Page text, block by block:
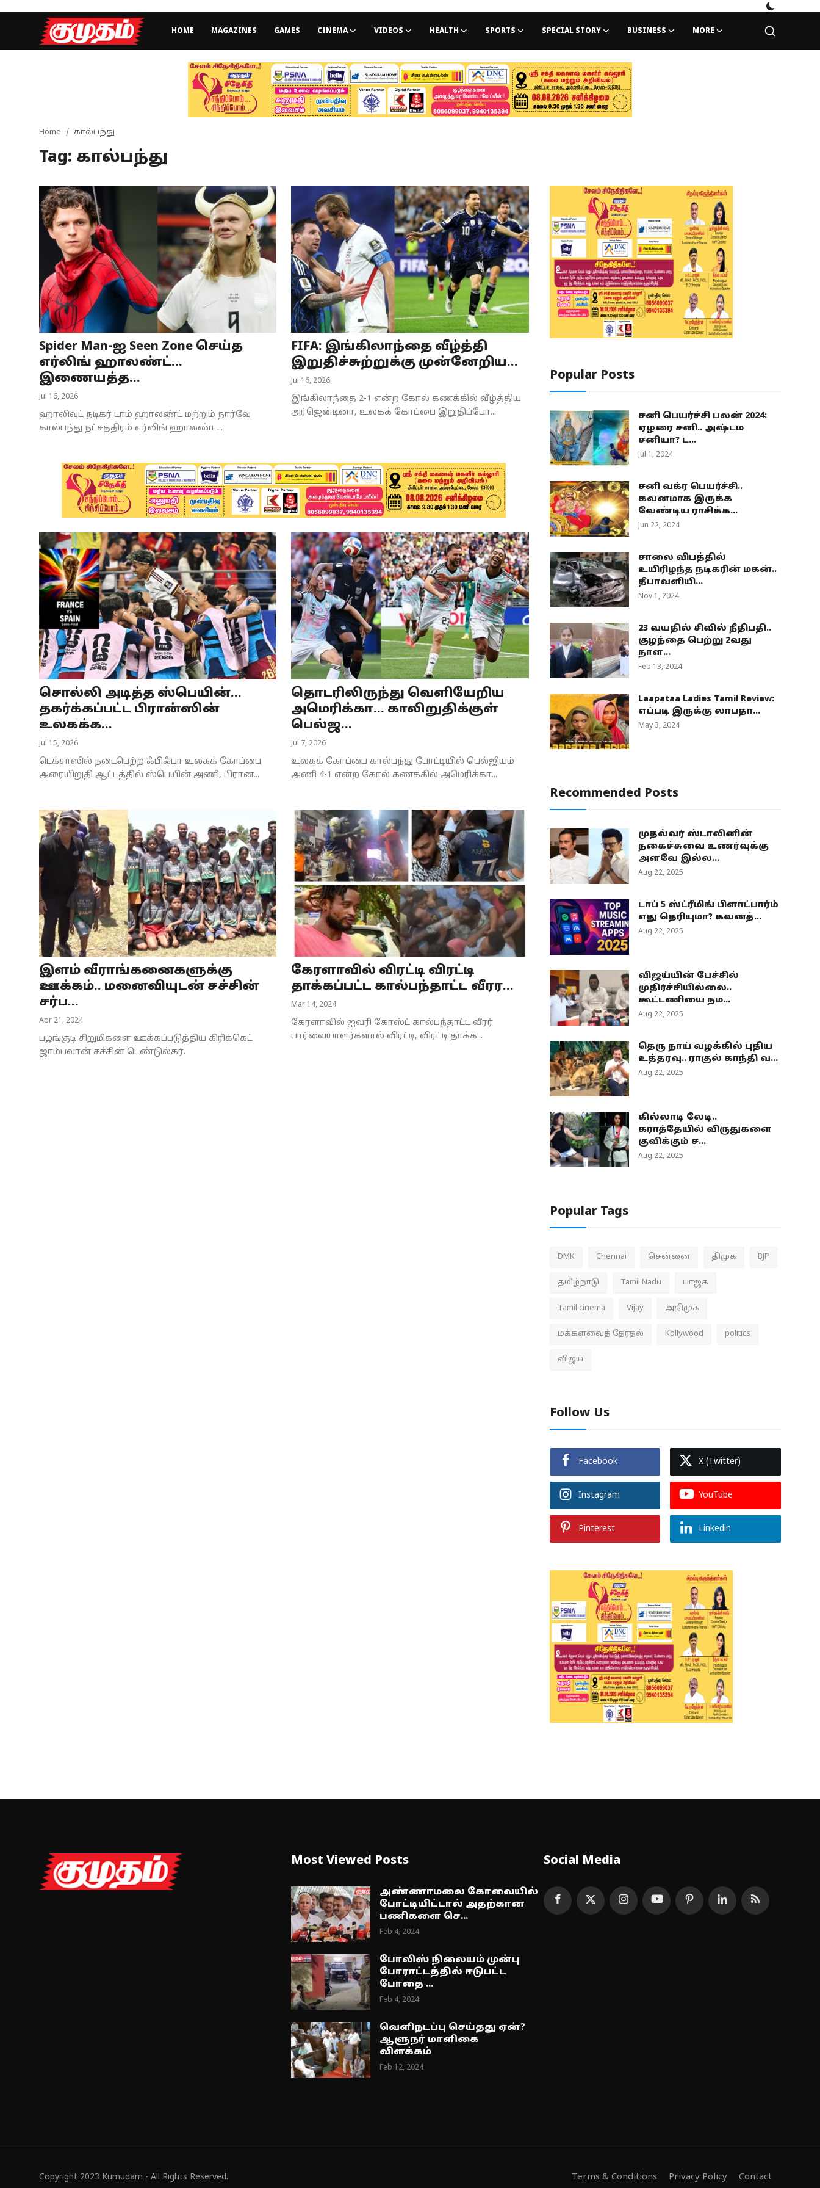
HOME MAGAZINES GAMES CINEMA VIDEOS HEALTH SPORTS SPECIAL STORY BUSINESS MORE
Games
Videos
Special Story
Business
Tamilnadu
National
Astrology
Home கால்பந்து
Tag: கால்பந்து
Spider Man-ஐ Seen Zone செய்த
எர்லிங் ஹாலண்ட்...
இணையத்த...
Jul 16, 2026
ஹாலிவுட் நடிகர் டாம் ஹாலண்ட் மற்றும் நார்வே
கால்பந்து நட்சத்திரம் எர்லிங் ஹாலண்ட...
FIFA: இங்கிலாந்தை வீழ்த்தி
இறுதிச்சுற்றுக்கு முன்னேறிய...
Jul 16, 2026
இங்கிலாந்தை 2-1 என்ற கோல் கணக்கில் வீழ்த்திய
அர்ஜென்டினா, உலகக் கோப்பை இறுதிப்போ...
சொல்லி அடித்த ஸ்பெயின்…
தகர்க்கப்பட்ட பிரான்ஸின்
உலகக்க...
Jul 15, 2026
டெக்சாஸில் நடைபெற்ற ஃபிஃபா உலகக் கோப்பை
அரையிறுதி ஆட்டத்தில் ஸ்பெயின் அணி, பிரான...
தொடரிலிருந்து வெளியேறிய
அமெரிக்கா… காலிறுதிக்குள்
பெல்ஜ...
Jul 7, 2026
உலகக் கோப்பை கால்பந்து போட்டியில் பெல்ஜியம்
அணி 4-1 என்ற கோல் கணக்கில் அமெரிக்கா...
இளம் வீராங்கனைகளுக்கு
ஊக்கம்.. மனைவியுடன் சச்சின்
சர்ப...
Apr 21, 2024
பழங்குடி சிறுமிகளை ஊக்கப்படுத்திய கிரிக்கெட்
ஜாம்பவான் சச்சின் டெண்டுல்கர்.
கேரளாவில் விரட்டி விரட்டி
தாக்கப்பட்ட கால்பந்தாட்ட வீரர...
Mar 14, 2024
கேரளாவில் ஐவரி கோஸ்ட் கால்பந்தாட்ட வீரர்
பார்வையாளர்களால் விரட்டி, விரட்டி தாக்க...
Popular Posts
சனி பெயர்ச்சி பலன் 2024:
ஏழரை சனி.. அஷ்டம
சனியா? ட...
Jul 1, 2024
சனி வக்ர பெயர்ச்சி..
கவனமாக இருக்க
வேண்டிய ராசிக்க...
Jun 22, 2024
சாலை விபத்தில்
உயிரிழந்த நடிகரின் மகன்..
தீபாவளியி...
Nov 1, 2024
23 வயதில் சிவில் நீதிபதி..
குழந்தை பெற்று 2வது
நாள...
Feb 13, 2024
Laapataa Ladies Tamil Review:
எப்படி இருக்கு லாபதா...
May 3, 2024
Recommended Posts
முதல்வர் ஸ்டாலினின்
நகைச்சுவை உணர்வுக்கு
அளவே இல்ல...
Aug 22, 2025
டாப் 5 ஸ்ட்ரீமிங் பிளாட்பார்ம்
எது தெரியுமா? கவனத்...
Aug 22, 2025
விஜய்யின் பேச்சில்
முதிர்ச்சியில்லை..
கூட்டணியை நம...
Aug 22, 2025
தெரு நாய் வழக்கில் புதிய
உத்தரவு.. ராகுல் காந்தி வ...
Aug 22, 2025
கில்லாடி லேடி..
கராத்தேயில் விருதுகளை
குவிக்கும் ச...
Aug 22, 2025
Popular Tags
DMK Chennai சென்னை திமுக BJP
தமிழ்நாடு Tamil Nadu பாஜக
Tamil cinema Vijay அதிமுக
மக்களவைத் தேர்தல் Kollywood politics
விஜய்
Follow Us
Facebook X (Twitter)
Instagram YouTube
Pinterest Linkedin
Most Viewed Posts
அண்ணாமலை கோவையில்
போட்டியிட்டால் அதற்கான
பணிகளை செ...
Feb 4, 2024
போலிஸ் நிலையம் முன்பு
போராட்டத்தில் ஈடுபட்ட
போதை ...
Feb 4, 2024
வெளிநடப்பு செய்தது ஏன்?
ஆளுநர் மாளிகை
விளக்கம்
Feb 12, 2024
Social Media
Copyright 2023 Kumudam - All Rights Reserved. Terms & Conditions Privacy Policy Contact